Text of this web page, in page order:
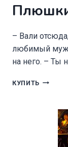
– Вали
любимый муж
на него. – Ты
КУПИТЬ ДВА